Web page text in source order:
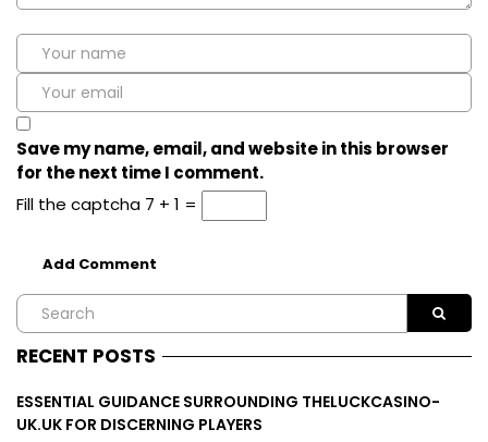
Save my name, email, and website in this browser
for the next time I comment.
Fill the captcha 7 + 1 =
RECENT POSTS
ESSENTIAL GUIDANCE SURROUNDING THELUCKCASINO-
UK.UK FOR DISCERNING PLAYERS